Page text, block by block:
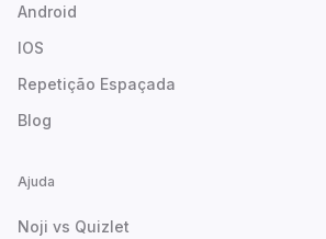
Android
IOS
Repetição Espaçada
Blog
Ajuda
Noji vs Quizlet